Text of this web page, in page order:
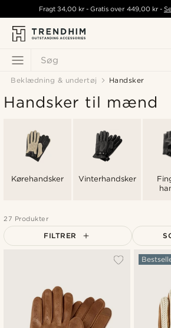
Søg
Fragt34,00 kr - Gratis over 449,00 kr-
Beklædning & undertøj Handsker
Handsker til mænd
Kørehandsker Vinterhandsker
27 Produkter
FILTRER
Mest